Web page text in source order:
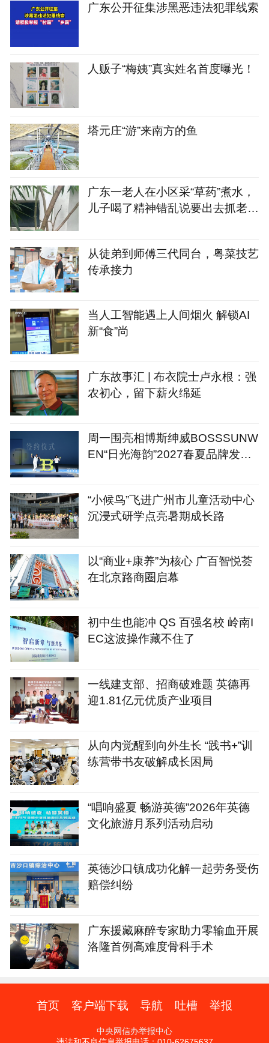
广东公开征集涉黑恶违法犯罪线索
人贩子“梅姨”真实姓名首度曝光！
塔元庄“游”来南方的鱼
广东一老人在小区采“草药”煮水，
儿子喝了精神错乱说要出去抓老
从徒弟到师傅三代同台，粤菜技艺
传承接力
当人工智能遇上人间烟火 解锁AI
新“食”尚
广东故事汇 | 布衣院士卢永根：强
农初心，留下薪火绵延
周一围亮相博斯绅威BOSSSUNW
EN“日光海韵”2027春夏品牌发布
“小候鸟”飞进广州市儿童活动中心
沉浸式研学点亮暑期成长路
以“商业+康养”为核心 广百智悦荟
在北京路商圈启幕
初中生也能冲 QS 百强名校 岭南I
EC这波操作藏不住了
一线建支部、招商破难题 英德再
迎1.81亿元优质产业项目
从向内觉醒到向外生长 “践书+”训
练营带书友破解成长困局
“唱响盛夏 畅游英德”2026年英德
文化旅游月系列活动启动
英德沙口镇成功化解一起劳务受伤
赔偿纠纷
广东援藏麻醉专家助力零输血开展
洛隆首例高难度骨科手术
首页 客户端下载 导航 吐槽 举报
中央网信办举报中心